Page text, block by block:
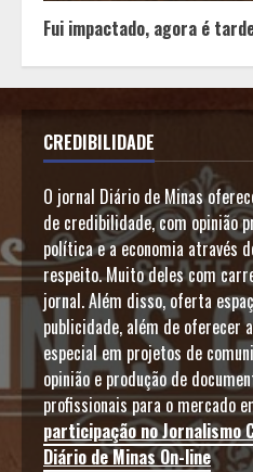
Fui impactado, agora é
CREDIBILIDADE
O jornal Diário de Minas
de credibilidade, com opinião
política e a economia através
respeito. Muito deles com
jornal. Além disso, oferta
publicidade, além de oferecer
especial em projetos de
opinião e produção de
profissionais para o mercado
participação no Jornalismo
Diário de Minas On-line